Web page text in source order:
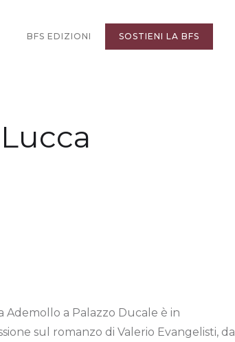
BFS EDIZIONI SOSTIENI LA BFS
Ademollo a Palazzo Ducale è in
sul romanzo di Valerio Evangelisti, dal